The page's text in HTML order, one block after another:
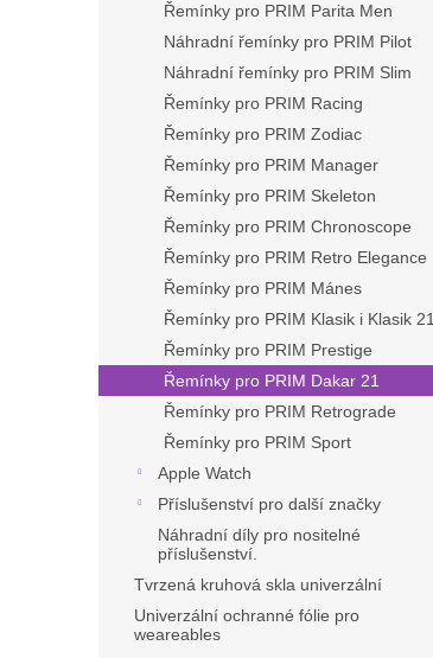
Řemínky pro PRIM Parita Men
Náhradní řemínky pro PRIM Pilot
Náhradní řemínky pro PRIM Slim
Řemínky pro PRIM Racing
Řemínky pro PRIM Zodiac
Řemínky pro PRIM Manager
Řemínky pro PRIM Skeleton
Řemínky pro PRIM Chronoscope
Řemínky pro PRIM Retro Elegance
Řemínky pro PRIM Mánes
Řemínky pro PRIM Klasik i Klasik 21
Řemínky pro PRIM Prestige
Řemínky pro PRIM Dakar 21
Řemínky pro PRIM Retrograde
Řemínky pro PRIM Sport
Apple Watch
Příslušenství pro další značky
Náhradní díly pro nositelné
příslušenství.
Tvrzená kruhová skla univerzální
Univerzální ochranné fólie pro
weareables